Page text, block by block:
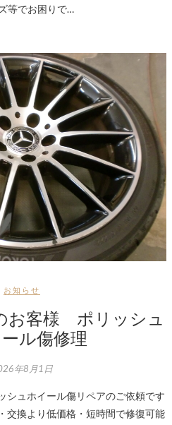
等でお困りで…
お知らせ
お客様 ポリッシュ
ル傷修理
年8月1日
シュホイール傷リペアのご依頼です
交換より低価格・短時間で修復可能